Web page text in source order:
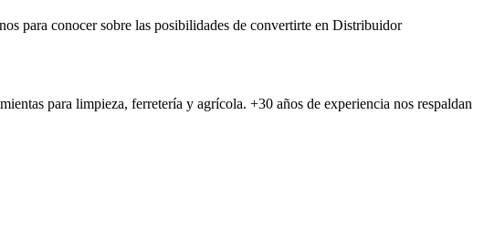
para conocer sobre las posibilidades de convertirte en Distribuidor
para limpieza, ferretería y agrícola. +30 años de experiencia nos respaldan